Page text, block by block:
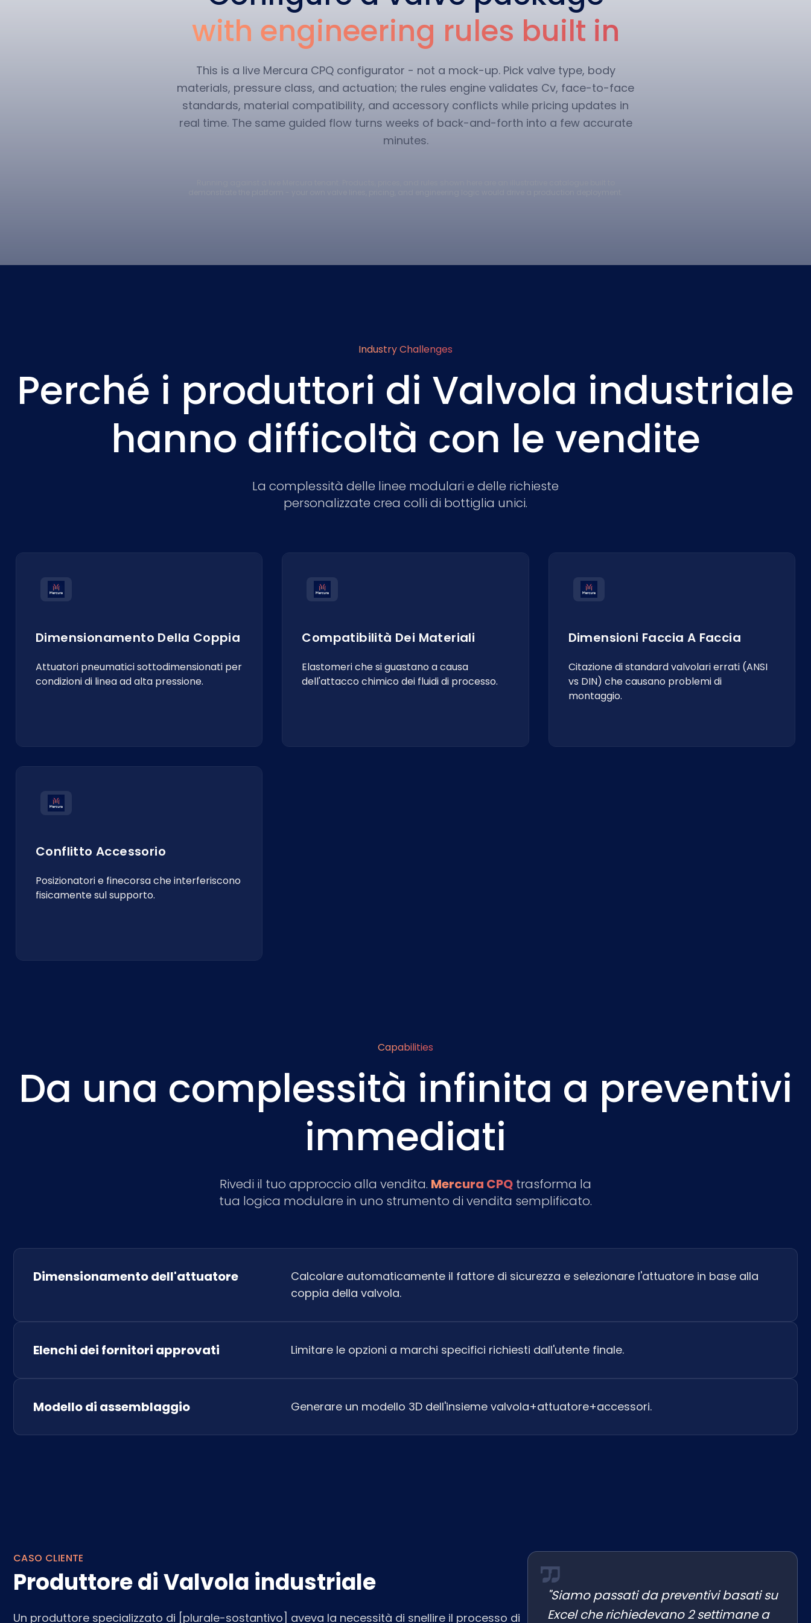
with engineering rules built in
This is a live Mercura CPQ configurator - not a mock-up. Pick valve type, body
materials, pressure class, and actuation; the rules engine validates Cv, face-to-face
standards, material compatibility, and accessory conflicts while pricing updates in
real time. The same guided flow turns weeks of back-and-forth into a few accurate
minutes.
Industry Challenges
Perché i produttori di Valvola industriale
hanno difficoltà con le vendite
La complessità delle linee modulari e delle richieste
personalizzate crea colli di bottiglia unici.
Dimensionamento Della Coppia
Attuatori pneumatici sottodimensionati per
condizioni di linea ad alta pressione.
Compatibilità Dei Materiali
Elastomeri che si guastano a causa
dell'attacco chimico dei fluidi di processo.
Dimensioni Faccia A Faccia
Citazione di standard valvolari errati (ANSI
vs DIN) che causano problemi di
montaggio.
Conflitto Accessorio
Posizionatori e finecorsa che interferiscono
fisicamente sul supporto.
Capabilities
Da una complessità infinita a preventivi
immediati
Rivedi il tuo approccio alla vendita. Mercura CPQ trasforma la
tua logica modulare in uno strumento di vendita semplificato.
Dimensionamento dell'attuatore
Calcolare automaticamente il fattore di sicurezza e selezionare l'attuatore in base alla
coppia della valvola.
Elenchi dei fornitori approvati Limitare le opzioni a marchi specifici richiesti dall'utente finale.
Modello di assemblaggio Generare un modello 3D dell'insieme valvola+attuatore+accessori.
CASO CLIENTE
Produttore di Valvola industriale
Un produttore specializzato di [plurale-sostantivo] aveva la necessità di snellire il processo di
"Siamo passati da preventivi basati su
Excel che richiedevano 2 settimane a